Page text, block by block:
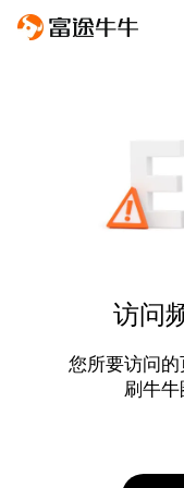
访问
您所要访问
刷牛